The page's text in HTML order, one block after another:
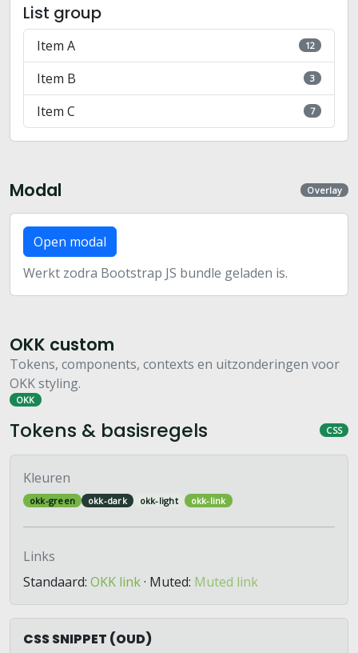
List group
Item A 12
Item B 3
Item C 7
Modal Overlay
Open modal
Werkt zodra Bootstrap JS bundle geladen is.
OKK custom
Tokens, components, contexts en uitzonderingen voor
OKK styling.
OKK
Tokens & basisregels CSS
Kleuren
okk-green okk-dark okk-light okk-link
Links
Standaard: OKK link· Muted: Muted link
CSS SNIPPET (OUD)